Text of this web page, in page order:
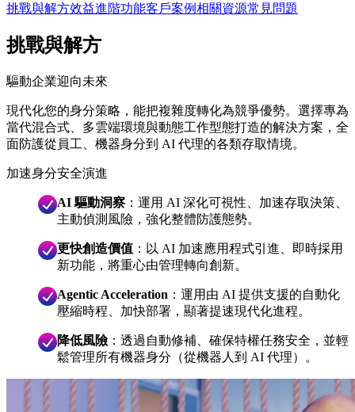
挑戰與解方效益進階功能客戶案例相關資源常見問題
挑戰與解方
驅動企業迎向未來
現代化您的身分策略，能把複雜度轉化為競爭優勢。選擇專為
當代混合式、多雲端環境與動態工作型態打造的解決方案，全
面防護從員工、機器身分到 AI 代理的各類存取情境。
加速身分安全演進
AI 驅動洞察 ：運用 AI 深化可視性、加速存取決策、
主動偵測風險，強化整體防護態勢。
更快創造價值 ：以 AI 加速應用程式引進、即時採用
新功能，將重心由管理轉向創新。
Agentic Acceleration ：運用由 AI 提供支援的自動化
壓縮時程、加快部署，顯著提速現代化進程。
降低風險 ：透過自動修補、確保特權任務安全，並輕
鬆管理所有機器身分（從機器人到 AI 代理）。